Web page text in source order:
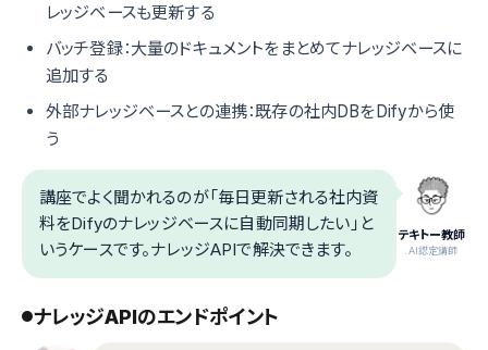
レッジベースも更新する
バッチ登録：大量のドキュメントをまとめてナレッジベースに
追加する
外部ナレッジベースとの連携：既存の社内DBをDifyから使
う
テキトー教師
.AI認定講師
講座でよく聞かれるのが「毎日更新される社内資
料をDifyのナレッジベースに自動同期したい」と
いうケースです。ナレッジAPIで解決できます。
ナレッジAPIのエンドポイント